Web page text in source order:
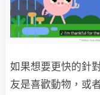
如果想要更快的針
友是喜歡動物，或